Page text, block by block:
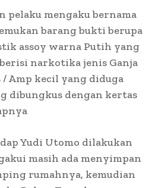
pelaku mengaku bernama
barang bukti berupa
assoy warna Putih yang
narkotika jenis Ganja
/ Amp kecil yang diduga
dibungkus dengan kertas
Yudi Utomo dilakukan
masih ada menyimpan
rumahnya, kemudian